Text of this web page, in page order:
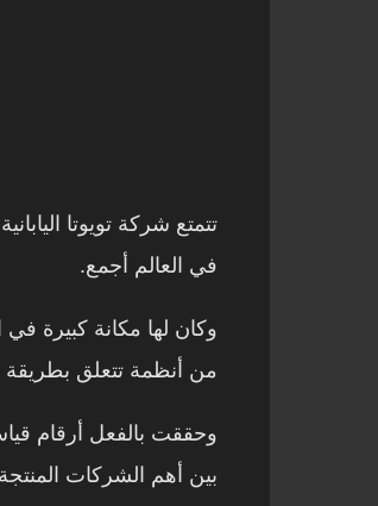
تتمتع شركة تويوتا
في العالم أجمع.
وكان لها مكانة كبيرة في
من أنظمة تتعلق
وحققت بالفعل أرقام
بين أهم الشركات